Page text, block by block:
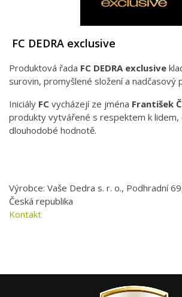
FC DEDRA exclusive
Produktová řada FC DEDRA exclusive
surovin, promyšlené složení a nadčasový
Iniciály FC vycházejí ze jména František
produkty vytvářené s respektem k lidem,
dlouhodobé hodnotě.
Výrobce: Vaše Dedra s. r. o., Podhradní
Česká republika
Kontakt